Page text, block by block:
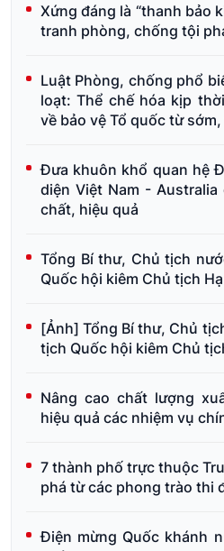
Xứng đáng là “thanh bảo
tranh phòng, chống tội
Luật Phòng, chống phổ
loạt: Thể chế hóa kịp
về bảo vệ Tổ quốc từ
Đưa khuôn khổ quan hệ
diện Việt Nam -
chất, hiệu quả
Tổng Bí thư, Chủ tịch
Quốc hội kiêm Chủ tịch
[Ảnh] Tổng Bí thư, Chủ
tịch Quốc hội kiêm Chủ
Nâng cao chất lượng
hiệu quả các nhiệm vụ
7 thành phố trực thuộc
phá từ các phong trào thi
Điện mừng Quốc khánh